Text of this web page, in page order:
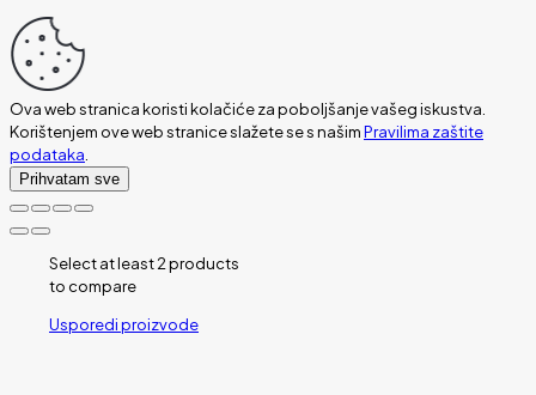
Ova web stranica koristi kolačiće za poboljšanje vašeg iskustva.
Korištenjem ove web stranice slažete se s našimPravilima zaštite
podataka.
Prihvatam sve
Select at least 2 products
to compare
Usporedi proizvode